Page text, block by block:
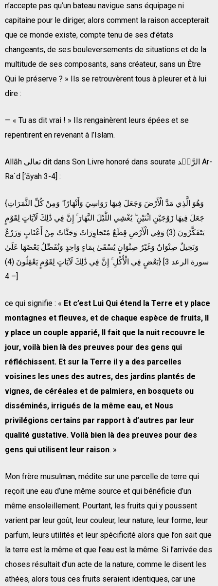
n’accepte pas qu’un bateau navigue sans équipage ni
capitaine pour le diriger, alors comment la raison accepterait
que ce monde existe, compte tenu de ses d’états
changeants, de ses bouleversements de situations et de la
multitude de ses composants, sans créateur, sans un Être
Qui le préserve ? » Ils se retrouvèrent tous à pleurer et à lui
dire :
— « Tu as dit vrai ! » Ils rengainèrent leurs épées et se
repentirent en revenant à l’Islam.
Allāh تعالى dit dans Son Livre honoré dans sourate الرَّعۡد Ar-
Ra`d [‘āyah 3-4] :
{وَهُوَ الَّذِي مَدَّ الْأَرْضَ وَجَعَلَ فِيهَا رَوَاسِيَ وَأَنْهَارًا ۖ وَمِنْ كُلِّ الثَّمَرَاتِ
جَعَلَ فِيهَا زَوْجَيْنِ اثْنَيْنِ ۖ يُغْشِي اللَّيْلَ النَّهَارَ ۚ إِنَّ فِي ذَٰلِكَ لَآيَاتٍ لِقَوْمٍ
يَتَفَكَّرُونَ (3) وَفِي الْأَرْضِ قِطَعٌ مُتَجَاوِرَاتٌ وَجَنَّاتٌ مِنْ أَعْنَابٍ وَزَرْعٌ
وَنَخِيلٌ صِنْوَانٌ وَغَيْرُ صِنْوَانٍ يُسْقَىٰ بِمَاءٍ وَاحِدٍ وَنُفَضِّلُ بَعْضَهَا عَلَىٰ
بَعْضٍ فِي الْأُكُلِ ۚ إِنَّ فِي ذَٰلِكَ لَآيَاتٍ لِقَوْمٍ يَعْقِلُونَ (4)} [سورة الرعد 3
– 4]
ce qui signifie : « Et c’est Lui Qui étend la Terre et y place
montagnes et fleuves, et de chaque espèce de fruits, Il
y place un couple apparié, Il fait que la nuit recouvre le
jour, voilà bien là des preuves pour des gens qui
réfléchissent. Et sur la Terre il y a des parcelles
voisines les unes des autres, des jardins plantés de
vignes, de céréales et de palmiers, en bosquets ou
disséminés, irrigués de la même eau, et Nous
privilégions certains par rapport à d’autres par leur
qualité gustative. Voilà bien là des preuves pour des
gens qui utilisent leur raison. »
Mon frère musulman, médite sur une parcelle de terre qui
reçoit une eau d’une même source et qui bénéficie d’un
même ensoleillement. Pourtant, les fruits qui y poussent
varient par leur goût, leur couleur, leur nature, leur forme, leur
parfum, leurs utilités et leur spécificité alors que l’on sait que
la terre est la même et que l’eau est la même. Si l’arrivée des
choses résultait d’un acte de la nature, comme le disent les
athées, alors tous ces fruits seraient identiques, car une